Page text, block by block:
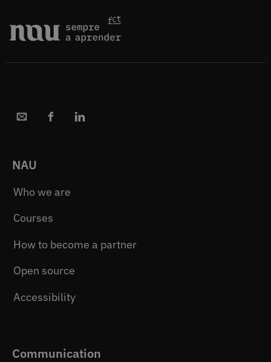
NAU
Who we are
Courses
How to become a partner
Open source
Accessibility
Communication